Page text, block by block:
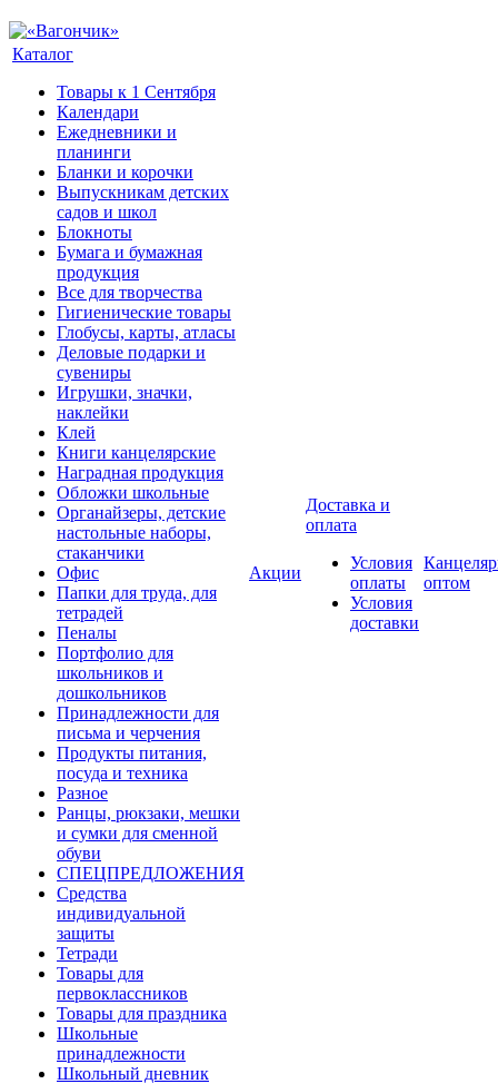
Каталог
Товары к 1 Сентября
Календари
Ежедневники и
планинги
Бланки и корочки
Выпускникам детских
садов и школ
Блокноты
Бумага и бумажная
продукция
Все для творчества
Гигиенические товары
Глобусы, карты, атласы
Деловые подарки и
сувениры
Игрушки, значки,
наклейки
Клей
Книги канцелярские
Наградная продукция
Обложки школьные
Органайзеры, детские
настольные наборы,
стаканчики
Офис
Папки для труда, для
тетрадей
Пеналы
Портфолио для
школьников и
дошкольников
Принадлежности для
письма и черчения
Продукты питания,
посуда и техника
Разное
Ранцы, рюкзаки, мешки
и сумки для сменной
обуви
СПЕЦПРЕДЛОЖЕНИЯ
Средства
индивидуальной
защиты
Тетради
Товары для
первоклассников
Товары для праздника
Школьные
принадлежности
Школьный дневник
Акции
Доставка и
оплата
Условия
оплаты
Условия
доставки
оптом